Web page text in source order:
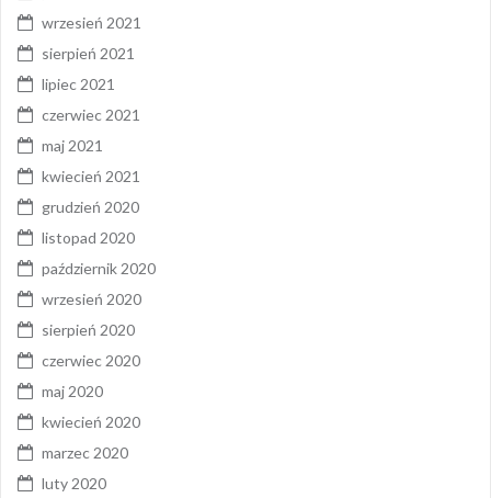
wrzesień 2021
sierpień 2021
lipiec 2021
czerwiec 2021
maj 2021
kwiecień 2021
grudzień 2020
listopad 2020
październik 2020
wrzesień 2020
sierpień 2020
czerwiec 2020
maj 2020
kwiecień 2020
marzec 2020
luty 2020